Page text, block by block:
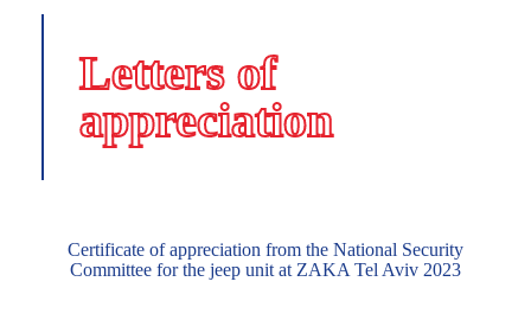
Letters of
appreciation
Certificate of appreciation from the National Security
Committee for the jeep unit at ZAKA Tel Aviv 2023